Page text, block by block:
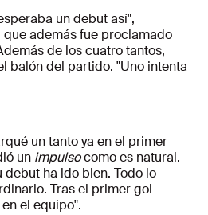
un debut así",
además fue proclamado
de los cuatro tantos,
balón del partido. "Uno intenta
un tanto ya en el primer
un impulsocomo es natural.
debut ha ido bien. Todo lo
Tras el primer gol
el equipo".